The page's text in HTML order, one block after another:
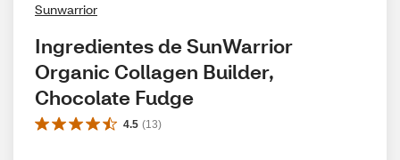
Sunwarrior
Ingredientes de SunWarrior
Organic Collagen Builder,
Chocolate Fudge
4.5 (13)